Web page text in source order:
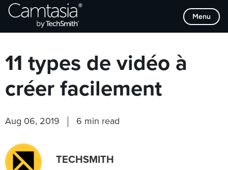
Passer
directement
Menu
Browse Categories
11 types de vidéo à
créer facilement
Aug 06, 2019 6 min read
TECHSMITH